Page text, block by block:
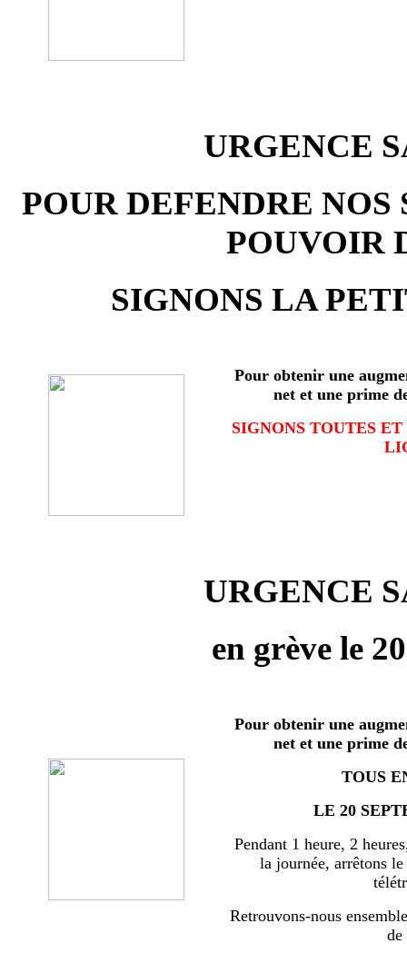
URGENCE
POUR DEFENDRE
POUVOIR
SIGNONS LA
Pour obtenir une
net et une prime
SIGNONS TOUTES
URGENCE
en grève le
Pour obtenir une
net et une prime
TOUS
LE 20
Pendant 1 heure, 2
la journée, arrêtons
Retrouvons-nous
de